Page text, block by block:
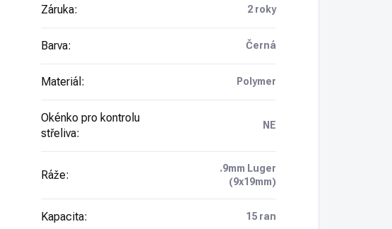
Záruka: 2 roky
Barva: Černá
Materiál : Polymer
Okénko pro kontrolu
střeliva:
NE
Ráže:
.9mm Luger
(9x19mm)
Kapacita: 15 ran